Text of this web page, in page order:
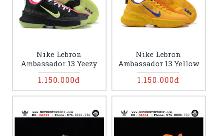
Nike Lebron
Ambassador 13 Yeezy
1.150.000đ
Nike Lebron
Ambassador 13 Yellow
1.150.000đ